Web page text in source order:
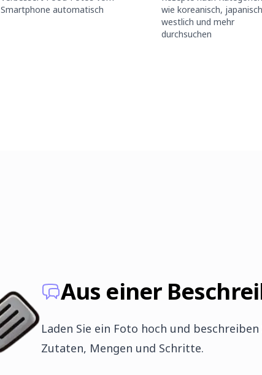
Smartphone automatisch
wie koreanisch,
westlich und mehr
durchsuchen
Aus einer
Laden Sie ein Foto hoch und
Zutaten, Mengen und Schritte.